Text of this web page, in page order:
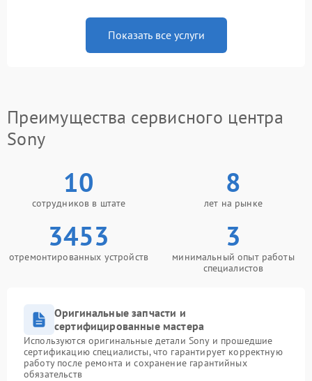
Показать все услуги
Преимущества сервисного центра
Sony
10
сотрудников в штате
8
лет на рынке
3453
отремонтированных устройств
3
минимальный опыт работы
специалистов
Оригинальные запчасти и
сертифицированные мастера
Используются оригинальные детали Sony и прошедшие
сертификацию специалисты, что гарантирует корректную
работу после ремонта и сохранение гарантийных
обязательств